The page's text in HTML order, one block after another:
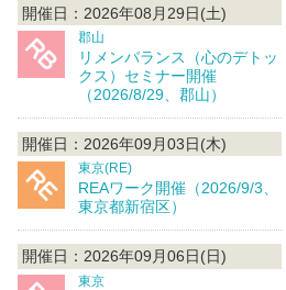
開催日：2026年08月29日(土)
郡山
リメンバランス（心のデトッ
クス）セミナー開催
（2026/8/29、郡山）
開催日：2026年09月03日(木)
東京(RE)
REAワーク開催（2026/9/3、
東京都新宿区）
開催日：2026年09月06日(日)
東京